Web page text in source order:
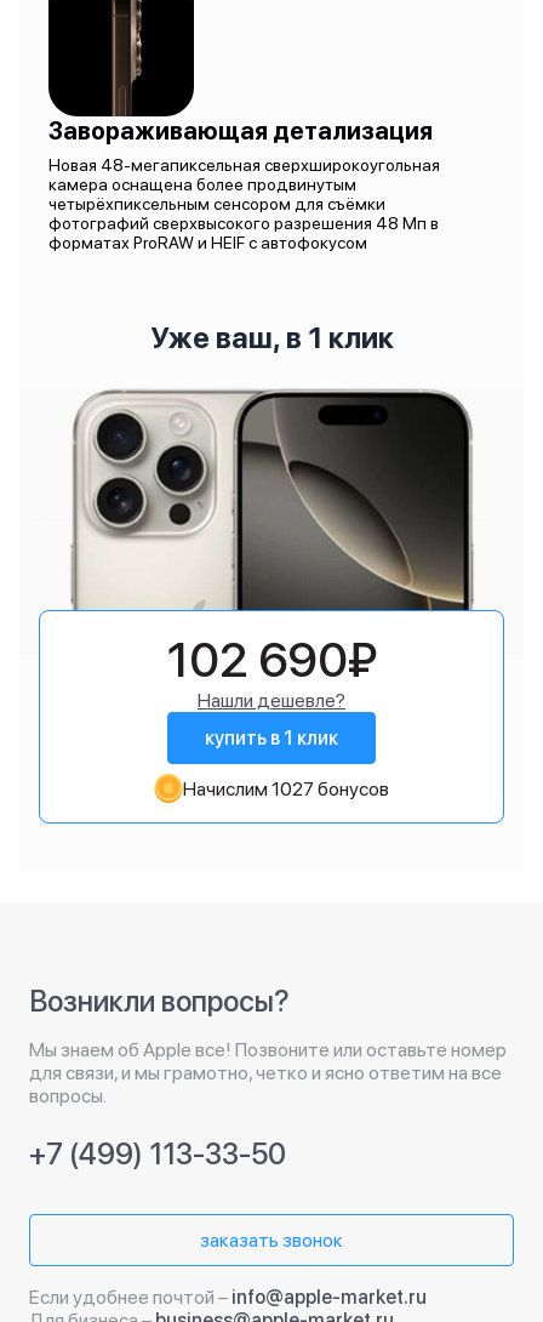
Завораживающая детализация
Новая 48-мегапиксельная сверхширокоугольная
камера оснащена более продвинутым
четырёхпиксельным сенсором для съёмки
фотографий сверхвысокого разрешения 48 Мп в
форматах ProRAW и HEIF с автофокусом
Уже ваш, в 1 клик
102 690₽
Нашли дешевле?
купить в 1 клик
Начислим 1027 бонусов
Возникли вопросы?
Мы знаем об Apple все! Позвоните или оставьте номер
для связи, и мы грамотно, четко и ясно ответим на все
вопросы.
+7 (499) 113-33-50
заказать звонок
Если удобнее почтой – info@apple-market.ru